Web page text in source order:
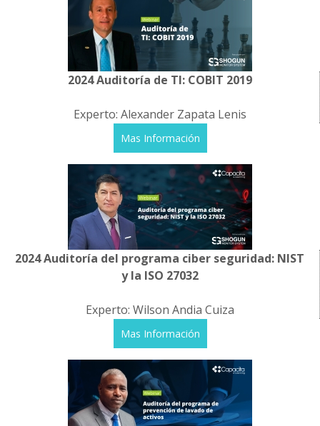
2024 Auditoría de TI: COBIT 2019
Experto: Alexander Zapata Lenis
Mas Información
2024 Auditoría del programa ciber seguridad: NIST
y la ISO 27032
Experto: Wilson Andia Cuiza
Mas Información